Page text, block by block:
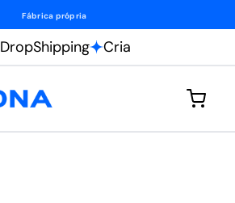
Fábrica própria
DropShipping Cria